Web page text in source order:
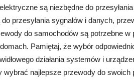
są niezbędne do
przesyłania sygnałów i danych,
do samochodów są potrzebne
Pamiętaj, że wybór
działania systemów i
wybrać najlepsze przewody do swoich